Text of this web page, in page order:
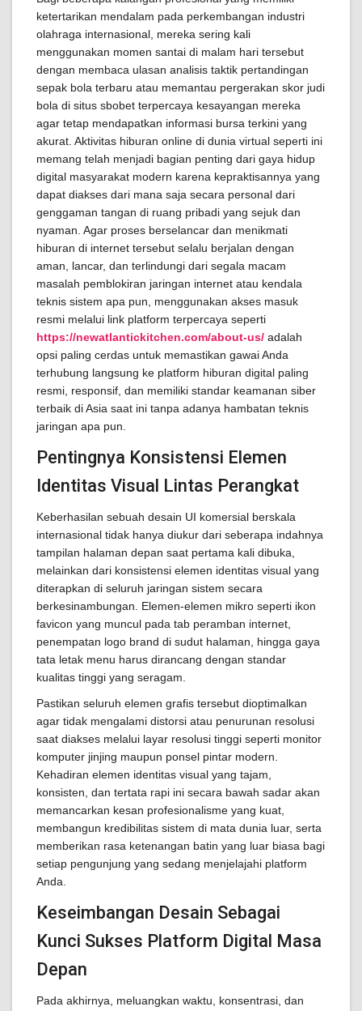
ketertarikan mendalam pada perkembangan industri
olahraga internasional, mereka sering kali
menggunakan momen santai di malam hari tersebut
dengan membaca ulasan analisis taktik pertandingan
sepak bola terbaru atau memantau pergerakan skor judi
bola di situs sbobet terpercaya kesayangan mereka
agar tetap mendapatkan informasi bursa terkini yang
akurat. Aktivitas hiburan online di dunia virtual seperti ini
memang telah menjadi bagian penting dari gaya hidup
digital masyarakat modern karena kepraktisannya yang
dapat diakses dari mana saja secara personal dari
genggaman tangan di ruang pribadi yang sejuk dan
nyaman. Agar proses berselancar dan menikmati
hiburan di internet tersebut selalu berjalan dengan
aman, lancar, dan terlindungi dari segala macam
masalah pemblokiran jaringan internet atau kendala
teknis sistem apa pun, menggunakan akses masuk
resmi melalui link platform terpercaya seperti
https://newatlantickitchen.com/about-us/ adalah
opsi paling cerdas untuk memastikan gawai Anda
terhubung langsung ke platform hiburan digital paling
resmi, responsif, dan memiliki standar keamanan siber
terbaik di Asia saat ini tanpa adanya hambatan teknis
jaringan apa pun.
Pentingnya Konsistensi Elemen
Identitas Visual Lintas Perangkat
Keberhasilan sebuah desain UI komersial berskala
internasional tidak hanya diukur dari seberapa indahnya
tampilan halaman depan saat pertama kali dibuka,
melainkan dari konsistensi elemen identitas visual yang
diterapkan di seluruh jaringan sistem secara
berkesinambungan. Elemen-elemen mikro seperti ikon
favicon yang muncul pada tab peramban internet,
penempatan logo brand di sudut halaman, hingga gaya
tata letak menu harus dirancang dengan standar
kualitas tinggi yang seragam.
Pastikan seluruh elemen grafis tersebut dioptimalkan
agar tidak mengalami distorsi atau penurunan resolusi
saat diakses melalui layar resolusi tinggi seperti monitor
komputer jinjing maupun ponsel pintar modern.
Kehadiran elemen identitas visual yang tajam,
konsisten, dan tertata rapi ini secara bawah sadar akan
memancarkan kesan profesionalisme yang kuat,
membangun kredibilitas sistem di mata dunia luar, serta
memberikan rasa ketenangan batin yang luar biasa bagi
setiap pengunjung yang sedang menjelajahi platform
Anda.
Keseimbangan Desain Sebagai
Kunci Sukses Platform Digital Masa
Depan
Pada akhirnya, meluangkan waktu, konsentrasi, dan